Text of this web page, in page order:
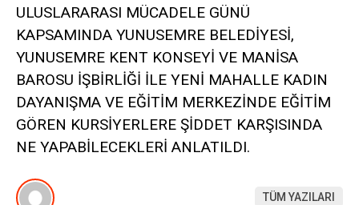
ULUSLARARASI MÜCADELE GÜNÜ
KAPSAMINDA YUNUSEMRE BELEDİYESİ,
YUNUSEMRE KENT KONSEYİ VE MANİSA
BAROSU İŞBİRLİĞİ İLE YENİ MAHALLE KADIN
DAYANIŞMA VE EĞİTİM MERKEZİNDE EĞİTİM
GÖREN KURSİYERLERE ŞİDDET KARŞISINDA
NE YAPABİLECEKLERİ ANLATILDI.
TÜM YAZILARI